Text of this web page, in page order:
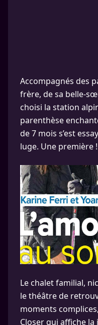
Accompagnés des
frère, de sa belle-
choisi la station
parenthèse
de 7 mois s’est
luge. Une première !
Le chalet familial,
le théâtre de
moments
Closer qui affiche la